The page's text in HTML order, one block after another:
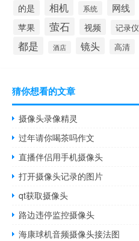
的是 相机 系统 网线
苹果 萤石 视频 记录仪
都是
酒店 镜头 高清
猜你想看的文章
摄像头录像精灵
过年请你喝茶吗作文
直播伴侣用手机摄像头
打开摄像头记录的图片
qt获取摄像头
路边违停监控摄像头
海康球机音频摄像头接法图